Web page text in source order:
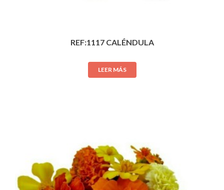
REF:1117 CALÉNDULA
LEER MÁS